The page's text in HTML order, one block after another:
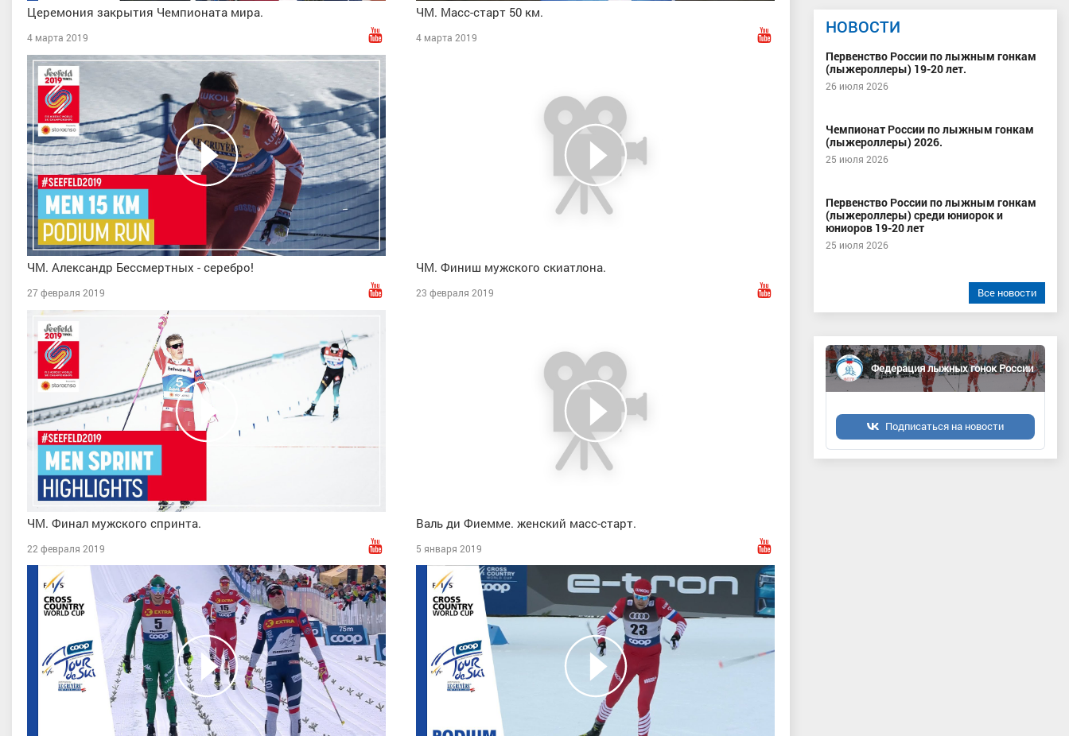
Церемония закрытия Чемпионата мира.
4 марта 2019
ЧМ. Масс-старт 50 км.
4 марта 2019
ЧМ. Александр Бессмертных - серебро!
27 февраля 2019
ЧМ. Финиш мужского скиатлона.
23 февраля 2019
ЧМ. Финал мужского спринта.
22 февраля 2019
Валь ди Фиемме. женский масс-старт.
5 января 2019
НОВОСТИ
Первенство России по лыжным гонкам
(лыжероллеры) 19-20 лет.
26 июля 2026
Чемпионат России по лыжным гонкам
(лыжероллеры) 2026.
25 июля 2026
Первенство России по лыжным гонкам
(лыжероллеры) среди юниорок и
юниоров 19-20 лет
25 июля 2026
Все новости
Федерация лыжных гонок России
Подписаться на новости